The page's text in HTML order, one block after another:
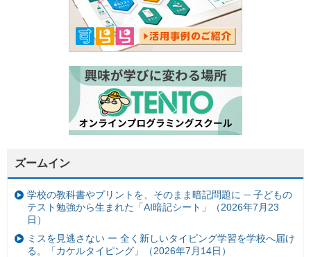
ズームイン
学校の教科書やプリントを、そのまま暗記問題に ─ 子どもの
テスト勉強から生まれた「AI暗記シート」（2026年7月23
日）
ミスを見逃さない ー 全く新しいタイピング学習を学校へ届け
る。「カケルタイピング」（2026年7月14日）